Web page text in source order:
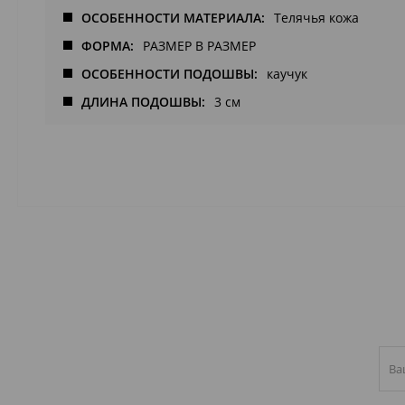
ОСОБЕННОСТИ МАТЕРИАЛА
Телячья кожа
ФОРМА
РАЗМЕР В РАЗМЕР
ОСОБЕННОСТИ ПОДОШВЫ
каучук
ДЛИНА ПОДОШВЫ
3 см